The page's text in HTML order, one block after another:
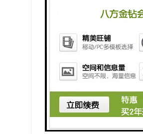
4. 办事人员信息显示：
号、办理的业务名称等
5. 语音报价器功能：在
金额、找零金额等，现
6. 与调查问卷功能：传
到很好的保护信息以及